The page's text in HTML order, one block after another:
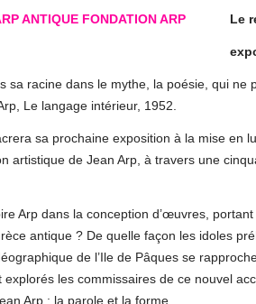
Le
sa racine dans le mythe, la poésie, qui ne
Le langage intérieur, 1952.
sa prochaine exposition à la mise en
artistique de Jean Arp, à travers une
Arp dans la conception d’œuvres,
antique ? De quelle façon les idoles
de l’Ile de Pâques se
explorés les commissaires de ce nouvel
Arp : la parole et la forme.